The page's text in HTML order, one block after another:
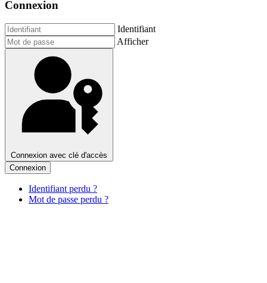
Connexion
Identifiant
Afficher
Connexion avec clé d'accès
Connexion
Identifiant perdu ?
Mot de passe perdu ?